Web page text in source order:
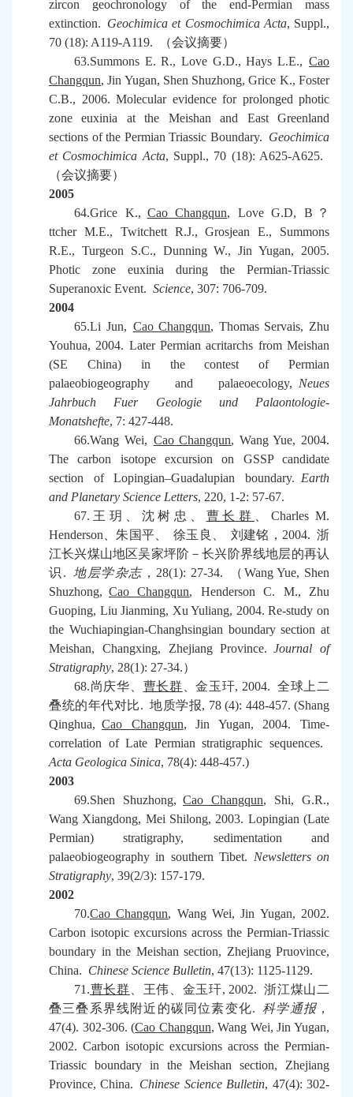
zircon geochronology of the end-Permian mass
extinction. Geochimica et Cosmochimica Acta, Suppl.,
70 (18): A119-A119.
（会议摘要）
63.Summons E. R., Love G.D., Hays L.E., Cao
Changqun, Jin Yugan, Shen Shuzhong, Grice K., Foster
C.B., 2006. Molecular evidence for prolonged photic
zone euxinia at the Meishan and East Greenland
sections of the Permian Triassic Boundary. Geochimica
et Cosmochimica Acta, Suppl., 70 (18): A625-A625.
（会议摘要）
2005
64.Grice K., Cao Changqun, Love G.D, B ？
ttcher M.E., Twitchett R.J., Grosjean E., Summons
R.E., Turgeon S.C., Dunning W., Jin Yugan, 2005.
Photic zone euxinia during the Permian-Triassic
Superanoxic Event. Science, 307: 706-709.
2004
65.Li Jun, Cao Changqun, Thomas Servais, Zhu
Youhua, 2004. Later Permian acritarchs from Meishan
(SE China) in the contest of Permian
palaeobiogeography and palaeoecology, Neues
Jahrbuch Fuer Geologie und Palaontologie-
Monatshefte, 7: 427-448.
66.Wang Wei, Cao Changqun, Wang Yue, 2004.
The carbon isotope excursion on GSSP candidate
section of Lopingian–Guadalupian boundary. Earth
and Planetary Science Letters, 220, 1-2: 57-67.
67. 王玥、沈树忠、 曹长群
Charles M.
Henderson 、朱国平、 徐玉良、 刘建铭， 2004. 浙
江长兴煤山地区吴家坪阶－长兴阶界线地层的再认
识 . 地层学杂志， 28(1): 27-34. （ Wang Yue, Shen
Shuzhong, Cao Changqun, Henderson C. M., Zhu
Guoping, Liu Jianming, Xu Yuliang, 2004. Re-study on
the Wuchiapingian-Changhsingian boundary section at
Meishan, Changxing, Zhejiang Province.Journal of
Stratigraphy, 28(1): 27-34.）
68.尚庆华、 曹长群 、金玉玕, 2004. 全球上二
叠统的年代对比. 地质学报, 78 (4): 448-457. (Shang
Qinghua, Cao Changqun, Jin Yugan, 2004. Time-
correlation of Late Permian stratigraphic sequences.
Acta Geologica Sinica, 78(4): 448-457.)
2003
69.Shen Shuzhong, Cao Changqun, Shi, G.R.,
Wang Xiangdong, Mei Shilong, 2003. Lopingian (Late
Permian) stratigraphy, sedimentation and
palaeobiogeography in southern Tibet. Newsletters on
Stratigraphy, 39(2/3): 157-179.
2002
70.Cao Changqun, Wang Wei, Jin Yugan, 2002.
Carbon isotopic excursions across the Permian-Triassic
boundary in the Meishan section, Zhejiang Pruovince,
China. Chinese Science Bulletin, 47(13): 1125-1129.
71.曹长群 、王伟、金玉玕, 2002. 浙江煤山二
叠三叠系界线附近的碳同位素变化. 科学通报 ，
47(4). 302-306. (Cao Changqun, Wang Wei, Jin Yugan,
2002. Carbon isotopic excursions across the Permian-
Triassic boundary in the Meishan section, Zhejiang
Province, China. Chinese Science Bulletin, 47(4): 302-